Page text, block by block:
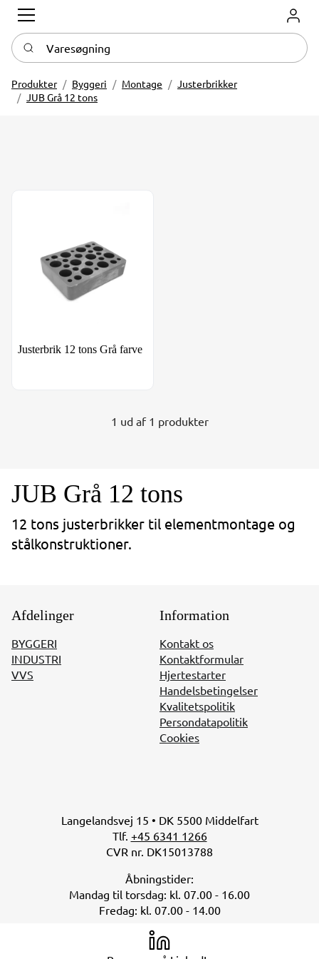
Log
Varesøgning
Produkter Byggeri Montage
Justerbrikker
JUB Grå 12 tons
Justerbrik 12 tons Grå farve
1 ud af 1 produkter
JUB Grå 12 tons
12 tons justerbrikker til elementmontage og
stålkonstruktioner.
Afdelinger
BYGGERI
INDUSTRI
VVS
Information
Kontakt os
Kontaktformular
Hjertestarter
Handelsbetingelser
Kvalitetspolitik
Persondatapolitik
Cookies
Langelandsvej 15 • DK 5500 Middelfart
Tlf. +45 6341 1266
CVR nr. DK15013788
Åbningstider:
Mandag til torsdag: kl. 07.00 - 16.00
Fredag: kl. 07.00 - 14.00